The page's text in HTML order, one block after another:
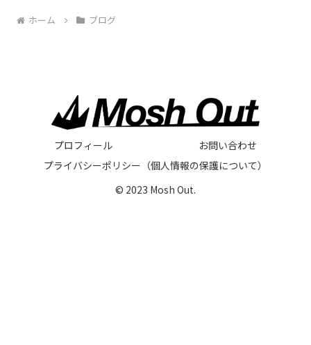
ホーム ブログ
プロフィール
お問い合わせ
プライバシーポリシー（個人情報の保護について）
© 2023 Mosh Out.